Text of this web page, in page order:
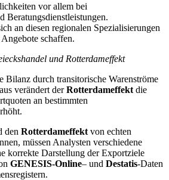
vor allem bei
Beratungsdienstleistungen.
an diesen regionalen Spezialisierungen
schaffen.
und Rotterdameffekt
Bilanz durch transitorische Warenströme
verändert derRotterdameffekt die
an bestimmten
den Rotterdameffekt von echten
müssen Analysten verschiedene
korrekte Darstellung der Exportziele
GENESIS-Online– und Destatis-Daten